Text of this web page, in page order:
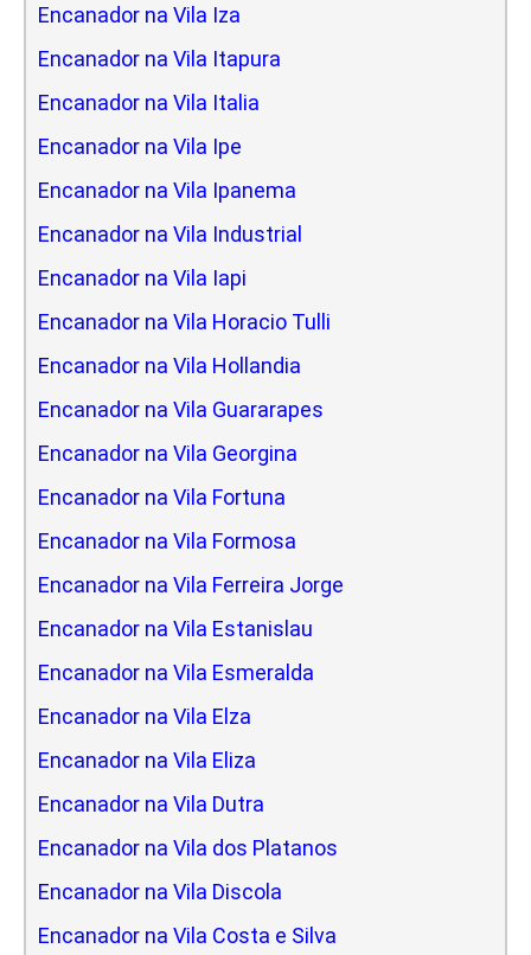
Encanador na Vila Iza
Encanador na Vila Itapura
Encanador na Vila Italia
Encanador na Vila Ipe
Encanador na Vila Ipanema
Encanador na Vila Industrial
Encanador na Vila Iapi
Encanador na Vila Horacio Tulli
Encanador na Vila Hollandia
Encanador na Vila Guararapes
Encanador na Vila Georgina
Encanador na Vila Fortuna
Encanador na Vila Formosa
Encanador na Vila Ferreira Jorge
Encanador na Vila Estanislau
Encanador na Vila Esmeralda
Encanador na Vila Elza
Encanador na Vila Eliza
Encanador na Vila Dutra
Encanador na Vila dos Platanos
Encanador na Vila Discola
Encanador na Vila Costa e Silva